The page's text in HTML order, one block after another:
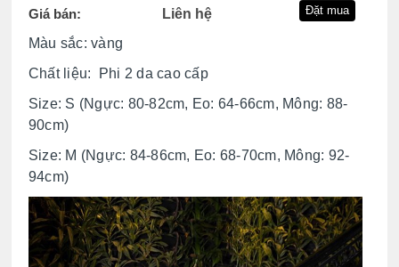
Giá bán:
Liên hệ
Màu sắc: vàng
Chất liệu: Phi 2 da cao cấp
Size: S (Ngực: 80-82cm, Eo: 64-66cm, Mông: 88-
90cm)
Size: M (Ngực: 84-86cm, Eo: 68-70cm, Mông: 92-
94cm)